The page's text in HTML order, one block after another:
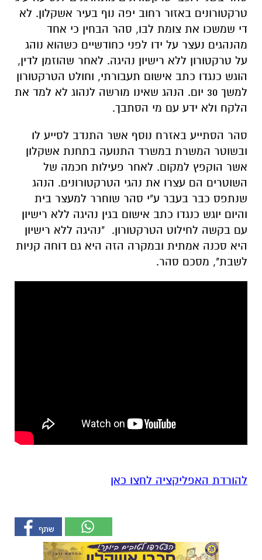
טרקטורונים באזור רחוב יפה נוף בעיר אשקלון. לא
די שמשכו את צומת לבו, סהר הבחין כי אחד
מהנהגים נעצר על ידו לפני כחודשיים כשהוא נוהג
על טרקטורון ללא רישיון נהיגה. לאחר שהוזמן לדין,
הוגש כנגדו כתב אישום תעבורתי, וחולט הטרקטורון
למשך 30 יום. הנהג שאינו מורשה לנהוג לא למד את
הלקח ולא ידע עם מי הסתבך.
סהר הסתייע באזרח נוסף אשר התנדב לסייע לו
ובשוטר המשרת במשרד התנועה בתחנת אשקלון
אשר הוקפץ למקום. לאחר פעילות חכמה של
השוטרים הם עצרו את נהגי הטרקטורונים. הנהג
שנתפס כבר בעבר ע"י סהר שוחרר למעצר בית
והיום יוגש כנגדו כתב אישום בגין נהיגה ללא רישיון
עם בקשה לחילוט הטרקטורון. "נהיגה ללא רישיון
היא סכנה אמתית ובמקרה הזה היא גם דוחה קניות
לשבת", מסכם סהר.
להורדת האפליקציה לחצו כאן